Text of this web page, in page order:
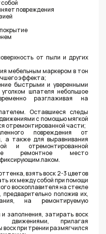
повреждения
от пыли и других
мебельным маркером в тон
эффекта;
быстрыми и уверенными
шпателя небольшое
разглаживая на
Оставшиеся следы
с помощью мягкой
отремонтированной части;
повреждения от
а также для выравнивания
и отремонтированной
ремонтное место
лаком.
взять воск 2-3 цветов
их между собой при помощи
воскоплавителя на стекле
положив их,
на ремонтируемую
заполнения, затирать воск
движениями, прилагая
при трении размягчился